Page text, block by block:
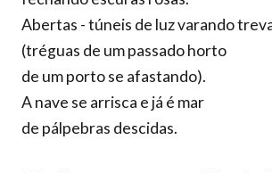
Abertas - túneis de luz varando
(tréguas de um passado horto
de um porto se afastando).
A nave se arrisca e já é mar
de pálpebras descidas.